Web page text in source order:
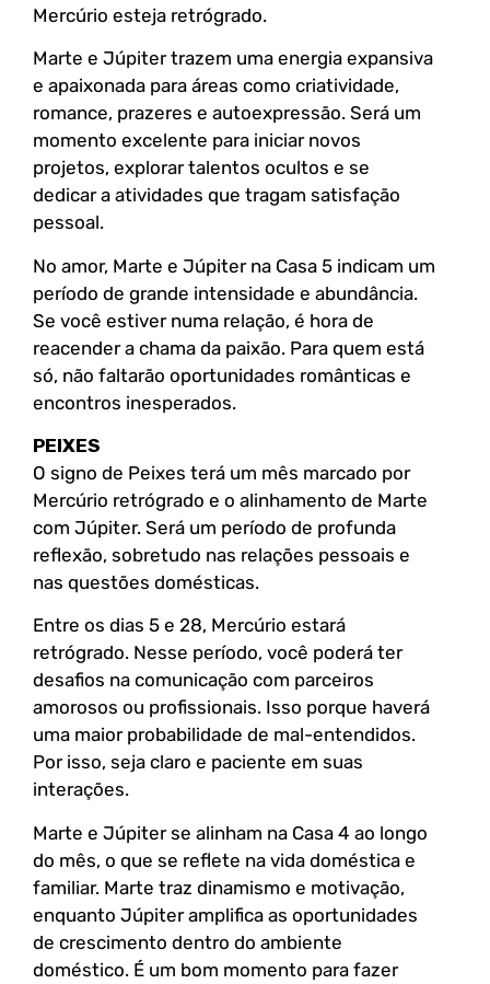
Mercúrio esteja retrógrado.
Marte e Júpiter trazem uma energia expansiva
e apaixonada para áreas como criatividade,
romance, prazeres e autoexpressão. Será um
momento excelente para iniciar novos
projetos, explorar talentos ocultos e se
dedicar a atividades que tragam satisfação
pessoal.
No amor, Marte e Júpiter na Casa 5 indicam um
período de grande intensidade e abundância.
Se você estiver numa relação, é hora de
reacender a chama da paixão. Para quem está
só, não faltarão oportunidades românticas e
encontros inesperados.
PEIXES
O signo de Peixes terá um mês marcado por
Mercúrio retrógrado e o alinhamento de Marte
com Júpiter. Será um período de profunda
reflexão, sobretudo nas relações pessoais e
nas questões domésticas.
Entre os dias 5 e 28, Mercúrio estará
retrógrado. Nesse período, você poderá ter
desafios na comunicação com parceiros
amorosos ou profissionais. Isso porque haverá
uma maior probabilidade de mal-entendidos.
Por isso, seja claro e paciente em suas
interações.
Marte e Júpiter se alinham na Casa 4 ao longo
do mês, o que se reflete na vida doméstica e
familiar. Marte traz dinamismo e motivação,
enquanto Júpiter amplifica as oportunidades
de crescimento dentro do ambiente
doméstico. É um bom momento para fazer